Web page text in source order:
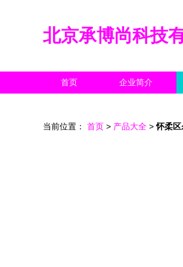
北京承博尚科技
首页 企业简介
当前位置： 首页 > 产品大全 > 怀柔